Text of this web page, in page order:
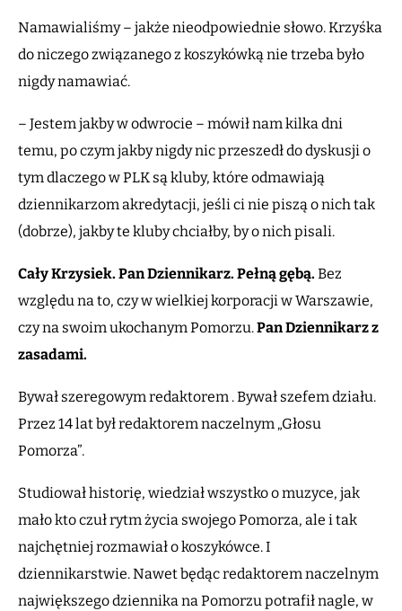
Namawialiśmy – jakże nieodpowiednie słowo. Krzyśka
do niczego związanego z koszykówką nie trzeba było
nigdy namawiać.
– Jestem jakby w odwrocie – mówił nam kilka dni
temu, po czym jakby nigdy nic przeszedł do dyskusji o
tym dlaczego w PLK są kluby, które odmawiają
dziennikarzom akredytacji, jeśli ci nie piszą o nich tak
(dobrze), jakby te kluby chciałby, by o nich pisali.
Cały Krzysiek. Pan Dziennikarz. Pełną gębą. Bez
względu na to, czy w wielkiej korporacji w Warszawie,
czy na swoim ukochanym Pomorzu.Pan Dziennikarz z
zasadami.
Bywał szeregowym redaktorem . Bywał szefem działu.
Przez 14 lat był redaktorem naczelnym „Głosu
Pomorza”.
Studiował historię, wiedział wszystko o muzyce, jak
mało kto czuł rytm życia swojego Pomorza, ale i tak
najchętniej rozmawiał o koszykówce. I
dziennikarstwie. Nawet będąc redaktorem naczelnym
największego dziennika na Pomorzu potrafił nagle, w